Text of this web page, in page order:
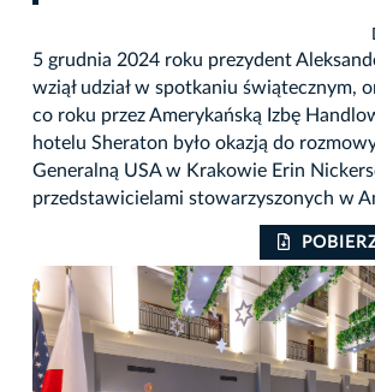
5 grudnia 2024 roku prezydent
wziął udział w spotkaniu świątecznym,
co roku przez Amerykańską Izbę
hotelu Sheraton było okazją do
Generalną USA w Krakowie Erin
przedstawicielami stowarzyszonych w